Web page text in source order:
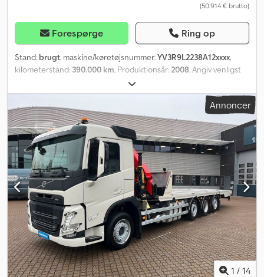
(50.914 € brutto)
Forespørge Ring op
Stand: brugt, maskine/køretøjsnummer:YV3R9L2238A12xxxx,
kilometerstand: 390.000 km , Produktionsår: 2008 , Angiv venligst
referencenummeret ved forespørgsel: 22666 Specifikationer:
Årgang: 2008 Kilometerstand: ca. 390.000 km Euro 5 4x2 420 HK
Bredde: 2550 mm Længde: 12300 mm Totalvægt: 19.000 kg
Bagakselbelastning: 13.930 kg Nyttelast: 4.995 kg Akselafstand:
6.200 mm AdBlue udskiftet Mikrofon Toilet Automatgear Dæk (se
billeder) Klimaanlæg Cedpfx Ajzqnvlslijrf Levering efter aftale
Beskrivelse: 2008 Volvo BM12M Carrus bus med 45+1+1 sæder. Der
er tale om en injektor. AdBlue medfølger ikke. Levering efter
aftale. Km: 390.000 HK: 420 Synet: Ja EU-godkendt til: 13.10.2026
Egenvægt: 13.930 kg Euro: 5 Model: BM12M Carrus bus med 45+1+1
sæder Gear: Automatisk Antal sæder: 47 = Yderligere information
= Anvendelsesformål: Godstransport Kontakt ATS Norway for flere
oplysninger.
Annoncer
1 / 14